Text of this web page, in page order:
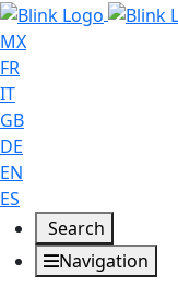
MX
FR
IT
GB
DE
EN
ES
Search
Navigation